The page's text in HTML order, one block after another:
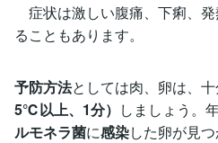
症状は激しい腹痛、下痢、
ることもあります。
予防方法としては肉、卵は、
5℃以上、1分） しましょう。
ルモネラ菌に感染した卵が見つ